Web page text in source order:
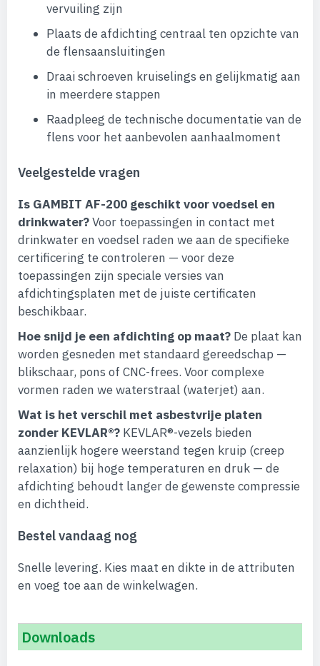
vervuiling zijn
Plaats de afdichting centraal ten opzichte van
de flensaansluitingen
Draai schroeven kruiselings en gelijkmatig aan
in meerdere stappen
Raadpleeg de technische documentatie van de
flens voor het aanbevolen aanhaalmoment
Veelgestelde vragen
Is GAMBIT AF-200 geschikt voor voedsel en
drinkwater?Voor toepassingen in contact met
drinkwater en voedsel raden we aan de specifieke
certificering te controleren — voor deze
toepassingen zijn speciale versies van
afdichtingsplaten met de juiste certificaten
beschikbaar.
Hoe snijd je een afdichting op maat? De plaat kan
worden gesneden met standaard gereedschap —
blikschaar, pons of CNC-frees. Voor complexe
vormen raden we waterstraal (waterjet) aan.
Wat is het verschil met asbestvrije platen
zonder KEVLAR®? KEVLAR®-vezels bieden
aanzienlijk hogere weerstand tegen kruip (creep
relaxation) bij hoge temperaturen en druk — de
afdichting behoudt langer de gewenste compressie
en dichtheid.
Bestel vandaag nog
Snelle levering. Kies maat en dikte in de attributen
en voeg toe aan de winkelwagen.
Downloads